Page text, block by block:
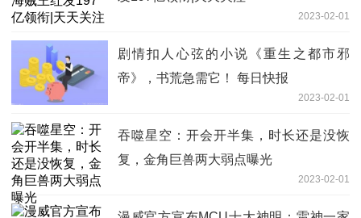
2023-02-01
剧情扣人心弦的小说《重生之都市邪
帝》，书荒急需它！ 每日快报
2023-02-01
吞噬星空：开会开半集，时长还是没恢
复，金角巨兽两大弱点曝光
2023-02-01